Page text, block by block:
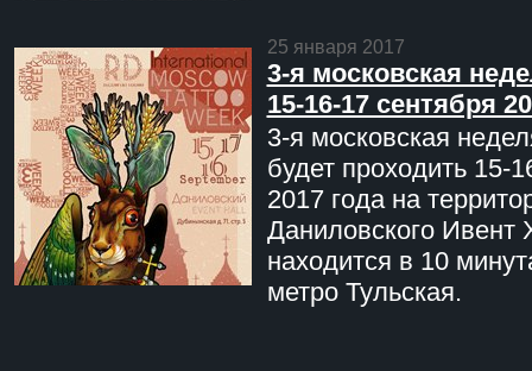
25 января 2017
3-я московская
15-16-17 сентября
3-я московская
будет проходить 15-
2017 года на
Даниловского Ивент
находится в 10
метро Тульская.